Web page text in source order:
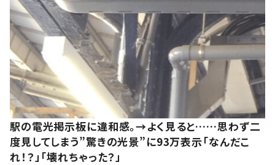
駅の電光掲示板に違和感。→よく見ると……思わず二
度見してしまう”驚きの光景”に93万表示「なんだこ
れ！？」「壊れちゃった？」